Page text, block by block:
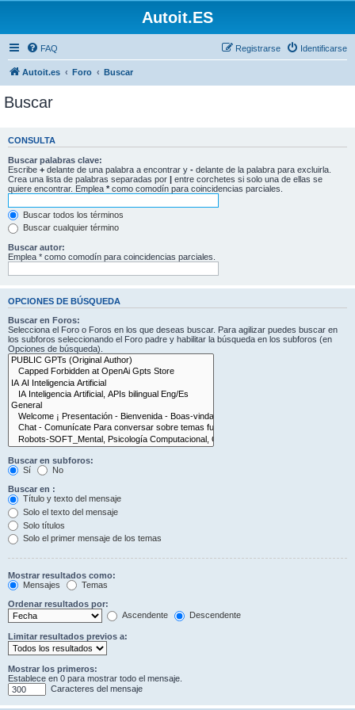
Autoit.ES
FAQ Identificarse
Registrarse
Autoit.es Foro Buscar
Buscar
CONSULTA
Buscar palabras clave:
Escribe + delante de una palabra a encontrar y - delante de la palabra para excluirla.
Crea una lista de palabras separadas por | entre corchetes si solo una de ellas se
quiere encontrar. Emplea * como comodín para coincidencias parciales.
Buscar todos los términos
Buscar cualquier término
Buscar autor:
Emplea * como comodín para coincidencias parciales.
OPCIONES DE BÚSQUEDA
Buscar en Foros:
Selecciona el Foro o Foros en los que deseas buscar. Para agilizar puedes buscar en
los subforos seleccionando el Foro padre y habilitar la búsqueda en los subforos (en
Opciones de búsqueda).
Buscar en subforos:
Sí
No
Buscar en :
Título y texto del mensaje
Solo el texto del mensaje
Solo títulos
Solo el primer mensaje de los temas
Mostrar resultados como:
Mensajes
Temas
Ordenar resultados por:
Ascendente
Descendente
Limitar resultados previos a:
Mostrar los primeros:
Establece en 0 para mostrar todo el mensaje.
Caracteres del mensaje